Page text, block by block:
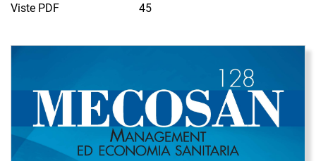
Viste PDF 45
Immagine di copertina